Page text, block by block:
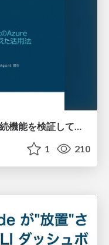
AWS DevOps AgentのAzure接続機能を検証して見えた活用法／Use Cases Verified for the AWS DevOps Agent's Azure Connectivity Feature
1 210